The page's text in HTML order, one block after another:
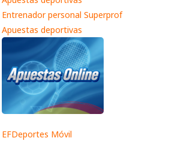
Entrenador personal Superprof
Apuestas deportivas
EFDeportes Móvil